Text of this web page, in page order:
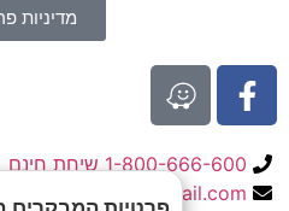
מדיניות
1-800-666-600 שיחת חינם
yaniv.agrotal@gmail.com